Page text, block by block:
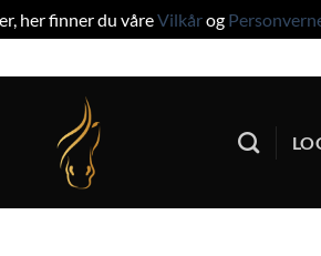
her finner du våreVilkårog